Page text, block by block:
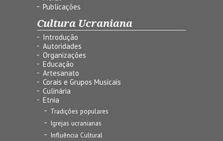
Publicações
Cultura Ucraniana
Introdução
Autoridades
Organizações
Educação
Artesanato
Corais e Grupos Musicais
Culinária
Etnia
Tradições populares
Igrejas ucranianas
Influência Cultural